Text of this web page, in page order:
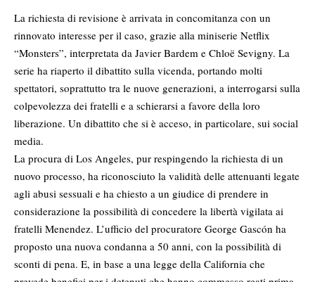
La richiesta di revisione è arrivata in concomitanza con un
rinnovato interesse per il caso, grazie alla miniserie Netflix
“Monsters”, interpretata da Javier Bardem e Chloë Sevigny. La
serie ha riaperto il dibattito sulla vicenda, portando molti
spettatori, soprattutto tra le nuove generazioni, a interrogarsi sulla
colpevolezza dei fratelli e a schierarsi a favore della loro
liberazione. Un dibattito che si è acceso, in particolare, sui social
media.
La procura di Los Angeles, pur respingendo la richiesta di un
nuovo processo, ha riconosciuto la validità delle attenuanti legate
agli abusi sessuali e ha chiesto a un giudice di prendere in
considerazione la possibilità di concedere la libertà vigilata ai
fratelli Menendez. L’ufficio del procuratore George Gascón ha
proposto una nuova condanna a 50 anni, con la possibilità di
sconti di pena. E, in base a una legge della California che